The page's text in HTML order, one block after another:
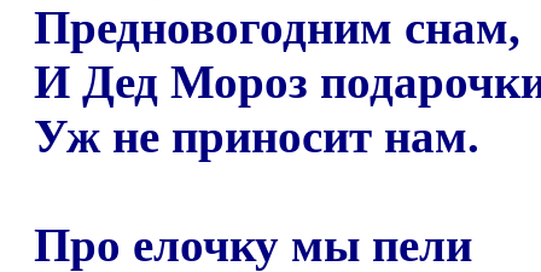
Предновогодним снам,
И Дед Мороз
Уж не приносит нам.
Про елочку мы пели